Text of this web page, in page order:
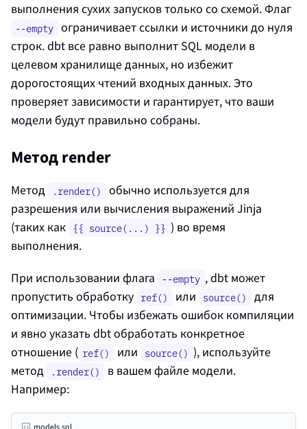
выполнения сухих запусков только со схемой. Флаг
--empty ограничивает ссылки и источники до нуля
строк. dbt все равно выполнит SQL модели в
целевом хранилище данных, но избежит
дорогостоящих чтений входных данных. Это
проверяет зависимости и гарантирует, что ваши
модели будут правильно собраны.
Метод render
Метод .render()
обычно используется для
разрешения или вычисления выражений Jinja
(таких как {{ source(...) }} ) во время
выполнения.
При использовании флага
--empty , dbt может
пропустить обработку ref() или source()
для
оптимизации. Чтобы избежать ошибок компиляции
и явно указать dbt обработать конкретное
отношение ( ref() или source() ), используйте
метод
.render()
в вашем файле модели.
Например: